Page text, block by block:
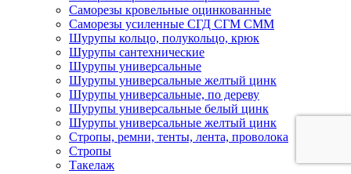
Саморезы кровельные оцинкованные
Саморезы усиленные СГД СГМ СММ
Шурупы кольцо, полукольцо, крюк
Шурупы сантехнические
Шурупы универсальные
Шурупы универсальные желтый цинк
Шурупы универсальные, по дереву
Шурупы универсальные белый цинк
Шурупы универсальные желтый цинк
Стропы, ремни, тенты, лента, проволока
Стропы
Такелаж